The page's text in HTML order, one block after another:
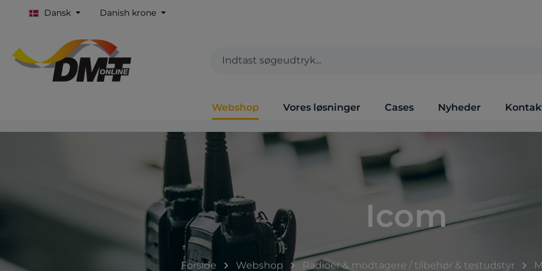
Dansk Danish krone
Webshop Vores løsninger Cases Nyheder
Icom
Forside Webshop Radioer & modtagere / tilbehør & testudstyr